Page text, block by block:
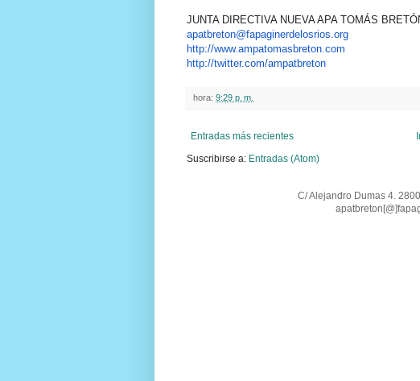
JUNTA DIRECTIVA NUEVA APA TOMÁS
apatbreton@fapaginerdelosrios.org
http://www.ampatomasbreton.com
http://twitter.com/ampatbreton
hora: 9:29 p. m.
Entradas más recientes
Suscribirse a: Entradas (Atom)
C/ Alejandro Dumas 4.
apatbreton[@]